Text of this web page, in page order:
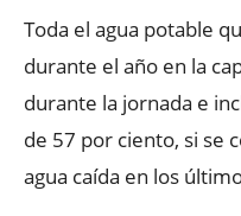
Toda el agua potable
durante el año en la
durante la jornada e
de 57 por ciento, si se
agua caída en los